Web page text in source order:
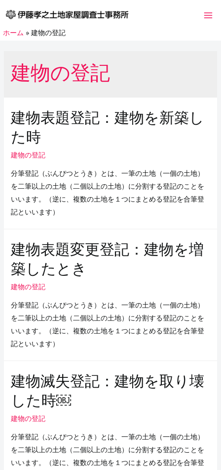
ン
テホーム 建物の登記
建物の登記
建物表題登記：建物を新築し
た時
建物の登記
分筆登記（ぶんぴつとうき）とは、一筆の土地（一個の土地）
を二筆以上の土地（二個以上の土地）に分割する登記のことを
いいます。（逆に、複数の土地を１つにまとめる登記を合筆登
記といいます）
建物表題変更登記：建物を増
築したとき
建物の登記
分筆登記（ぶんぴつとうき）とは、一筆の土地（一個の土地）
を二筆以上の土地（二個以上の土地）に分割する登記のことを
いいます。（逆に、複数の土地を１つにまとめる登記を合筆登
記といいます）
建物滅失登記：建物を取り壊
した時￼
建物の登記
分筆登記（ぶんぴつとうき）とは、一筆の土地（一個の土地）
を二筆以上の土地（二個以上の土地）に分割する登記のことを
いいます。（逆に、複数の土地を１つにまとめる登記を合筆登